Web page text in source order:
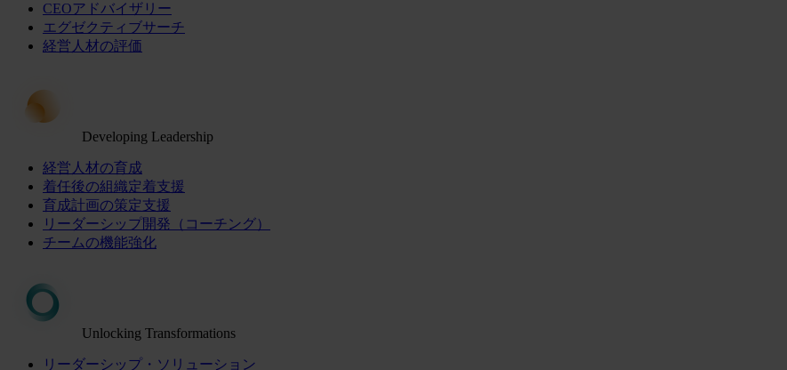
CEOアドバイザリー
エグゼクティブサーチ
経営人材の評価
Developing Leadership
経営人材の育成
着任後の組織定着支援
育成計画の策定支援
リーダーシップ開発（コーチング）
チームの機能強化
Unlocking Transformations
リーダーシップ・ソリューション